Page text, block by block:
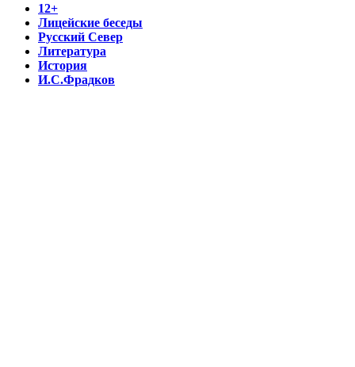
12+
Лицейские беседы
Русский Север
Литература
История
И.С.Фрадков